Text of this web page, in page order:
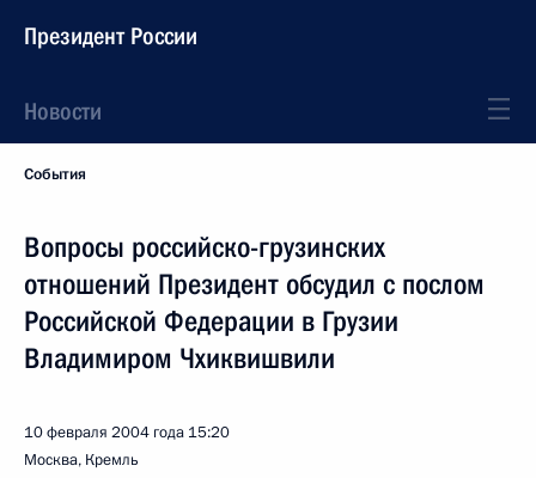
Президент России
Новости
События
Вопросы российско-грузинских
отношений Президент обсудил с послом
Российской Федерации в Грузии
Владимиром Чхиквишвили
10 февраля 2004 года 15:20
Москва, Кремль